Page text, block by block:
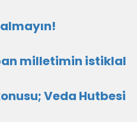
milletimin istiklal
Veda Hutbesi